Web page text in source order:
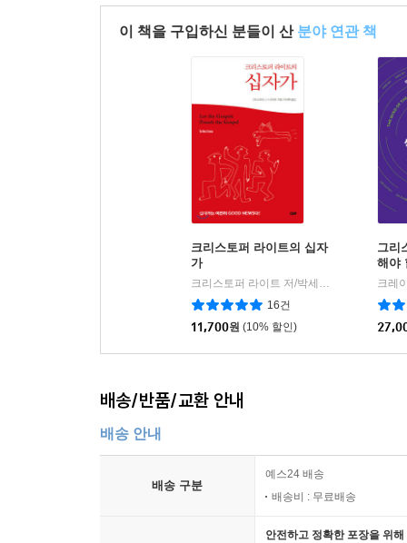
이 책을 구입하신 분들이 산 분야 연관 책
크리스토퍼 라이트의 십자
가
크리스토퍼 라이트 저/박세혁 역
도서출판
16건
11,700원 (10% 할인)
그리
해야
배송/반품/교환 안내
배송 안내
배송 구분
예스24 배송
배송비 : 무료배송
안전하고 정확한 포장을 위